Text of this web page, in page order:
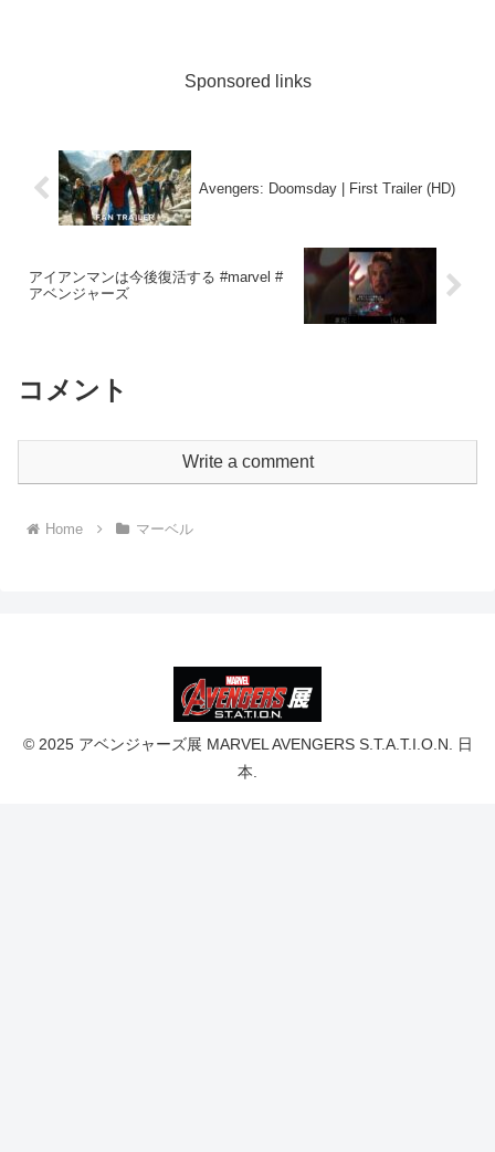
Sponsored links
Avengers: Doomsday | First Trailer (HD)
アイアンマンは今後復活する #marvel #
アベンジャーズ
コメント
Write a comment
Home マーベル
© 2025 アベンジャーズ展 MARVEL AVENGERS S.T.A.T.I.O.N. 日
本.